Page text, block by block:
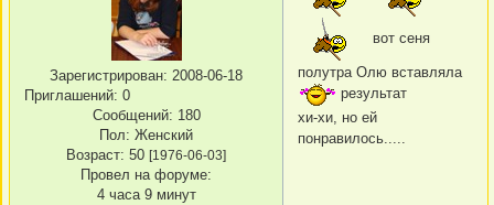
Зарегистрирован: 2008-06-18
Приглашений: 0
Сообщений: 180
Пол: Женский
Возраст: 50 [1976-06-03]
Провел на форуме:
4 часа 9 минут
вот сеня
полутра Олю вставляла
результат
хи-хи, но ей
понравилось.....